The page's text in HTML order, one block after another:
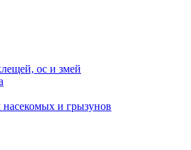
ос и змей
и грызунов